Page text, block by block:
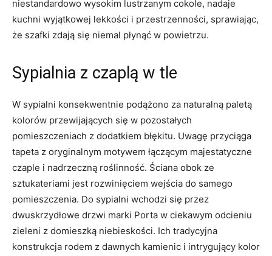
niestandardowo wysokim lustrzanym cokole, nadaje
kuchni wyjątkowej lekkości i przestrzenności, sprawiając,
że szafki zdają się niemal płynąć w powietrzu.
Sypialnia z czaplą w tle
W sypialni konsekwentnie podążono za naturalną paletą
kolorów przewijających się w pozostałych
pomieszczeniach z dodatkiem błękitu. Uwagę przyciąga
tapeta z oryginalnym motywem łączącym majestatyczne
czaple i nadrzeczną roślinność. Ściana obok ze
sztukateriami jest rozwinięciem wejścia do samego
pomieszczenia. Do sypialni wchodzi się przez
dwuskrzydłowe drzwi marki Porta w ciekawym odcieniu
zieleni z domieszką niebieskości. Ich tradycyjna
konstrukcja rodem z dawnych kamienic i intrygujący kolor